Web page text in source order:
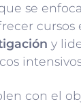
se enfoca
cursos
y
con el